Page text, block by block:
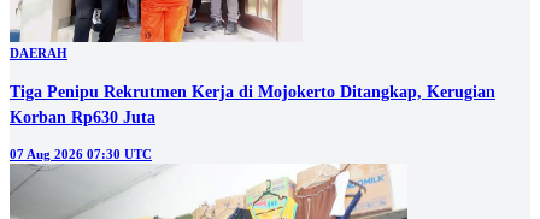
DAERAH
Tiga Penipu Rekrutmen Kerja di Mojokerto Ditangkap, Kerugian
Korban Rp630 Juta
07 Aug 2026 07:30 UTC